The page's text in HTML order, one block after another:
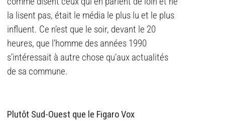
la lisent pas, était le média le plus lu et le plus
influent. Ce n’est que le soir, devant le 20
heures, que l’homme des années 1990
s’intéressait à autre chose qu’aux actualités
de sa commune.
Plutôt Sud-Ouest que le Figaro Vox